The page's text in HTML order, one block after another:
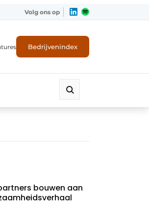
Volg ons op
Bedrijvenindex
bouwen aan